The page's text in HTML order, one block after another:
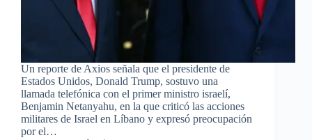
Un reporte de Axios señala que el presidente de
Estados Unidos, Donald Trump, sostuvo una
llamada telefónica con el primer ministro israelí,
Benjamin Netanyahu, en la que criticó las acciones
militares de Israel en Líbano y expresó preocupación
por el…